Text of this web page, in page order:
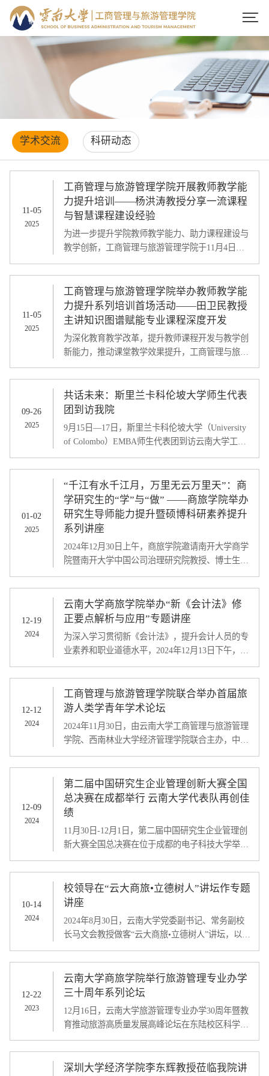

学术交流 科研动态
11-05
2025
工商管理与旅游管理学院开展教师教学能
力提升培训——杨洪涛教授分享一流课程
与智慧课程建设经验
为进一步提升学院教师教学能力、助力课程建设与
教学创新，工商管理与旅游管理学院于11月4日晚
训第二场培训。本次培训由学院武鹏副院长主持；
赵书虹院长代表学院对华侨大学杨洪涛教授的到来
表示热烈欢迎，她介绍了杨洪涛教授作为国家级教
学名师，在国家一流课程、课程思政和教育部市场
并指出杨洪涛教授兼具深厚学术功底与丰富业界经
验...
11-05
2025
工商管理与旅游管理学院举办教师教学能
力提升系列培训首场活动——田卫民教授
主讲知识图谱赋能专业课程深度开发
为深化教育教学改革，提升教师课程开发与教学创
新能力，推动课堂教学效果提升，工商管理与旅游
管理学院于2025年10月31日下午在商旅学院1313报
告厅举办教师教学能力提升系列培训首场活动。活
动由学院教学副院长武鹏主持，国家级教学名师、
博士生导师田卫民教授主讲，围绕“知识图谱赋能
专业课程的深度开发”主题，为学院教师带来兼具
理论与实践价值的教学指导。田卫民教授结合自己
的从教经历，向参加培训老师分享了大学教师应
09-26
2025
共话未来：斯里兰卡科伦坡大学师生代表
团到访我院
9月15日—17日，斯里兰卡科伦坡大学（University
of Colombo）EMBA师生代表团到访云南大学工商
管理与旅游管理学院，开展了为期3天的参访交流
活动。
01-02
2025
“千江有水千江月，万里无云万里天”：商
学研究生的“学”与“做” ——商旅学院举办
研究生导师能力提升暨硕博科研素养提升
系列讲座
2024年12月30日上午，商旅学院邀请南开大学商学
院暨南开大学中国公司治理研究院教授、博士生导
生导师能力提升暨硕博科研素养提升系列讲座，讲
座由赵书虹院长主持，商旅学院部分教师及学术型
博硕士研究生参加讲座。
12-19
2024
云南大学商旅学院举办“新《会计法》修
正要点解析与应用”专题讲座
为深入学习贯彻新《会计法》，提升会计人员的专
业素养和职业道德水平，2024年12月13日下午，
南大学工商管理与旅游管理学院1313报告厅举行。
讲座由云南大学财务管理处副处长、云南省首期会
计领军人才、教育部高端会计人才、正高级会计师
李霞老师主讲，工商管理与旅游管理学院副院长武
鹏主持，云南省财政厅会计处领导、学校二级单位
财务经办人、学院教师及会计专硕同学参加讲座。
12-12
2024
工商管理与旅游管理学院联合举办首届旅
游人类学青年学术论坛
2024年11月30日，由云南大学工商管理与旅游管理
学院、西南林业大学经济管理学院联合主办，中国
人类学民族学研究会民族旅游专业委员会协办，
《原生态民族文化学刊》《大理大学学报》学术支
持下的“首届旅游人类学青年学术论坛”在云南大学
召开。
12-09
2024
第二届中国研究生企业管理创新大赛全国
总决赛在成都举行 云南大学代表队再创佳
绩
11月30日-12月1日，第二届中国研究生企业管理创
新大赛全国总决赛在位于成都的电子科技大学举
创新实践系列大赛主题赛事之一，由教育部学位管
理与研究生教育司指导，中国学位与研究生教育学
会、中国科协青少年科技中心主办，大赛组委会秘
委员会。本届大赛分为企业决策赛道和商业分析与
智能应用赛道，共吸引来自298所高校的14433人次
10-14
2024
校领导在“云大商旅•立德树人”讲坛作专题
讲座
2024年8月30日，云南大学党委副书记、常务副校
长马文会教授做客“云大商旅•立德树人”讲坛，以
生产力发展”主题，为商旅学院2024级专业学位研
究生新生、校友及教师等800余人作专题讲座。讲
座由商旅学院党委书记杨扬主持，商旅学院全体领
才计划特聘教授和科技创新领军人才，并担任云南
省硅工业工程研究中心主任、硅光伏技术创新...
12-22
2023
云南大学商旅学院举行旅游管理专业办学
三十周年系列论坛
12月16日，云南大学旅游管理专业办学30周年暨教
育推动旅游高质量发展高峰论坛在东陆校区科学馆
举行。
深圳大学经济学院李东辉教授莅临我院讲